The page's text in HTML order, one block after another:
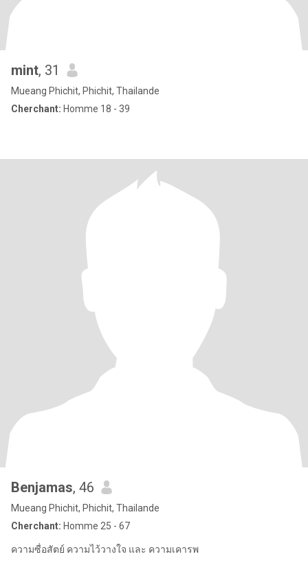
mint, 31
Mueang Phichit, Phichit, Thailande
Cherchant: Homme 18 - 39
Benjamas, 46
Mueang Phichit, Phichit, Thailande
Cherchant: Homme 25 - 67
ความซื่อสัตย์ ความไว้วางใจ และ ความเคารพ